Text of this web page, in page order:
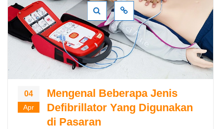
04
Apr
Mengenal Beberapa Jenis
Defibrillator Yang Digunakan
di Pasaran